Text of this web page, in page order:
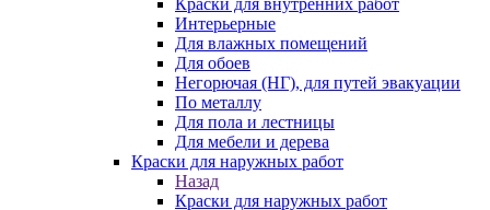
Краски для внутренних работ
Интерьерные
Для влажных помещений
Для обоев
Негорючая (НГ), для путей эвакуации
По металлу
Для пола и лестницы
Для мебели и дерева
Краски для наружных работ
Назад
Краски для наружных работ